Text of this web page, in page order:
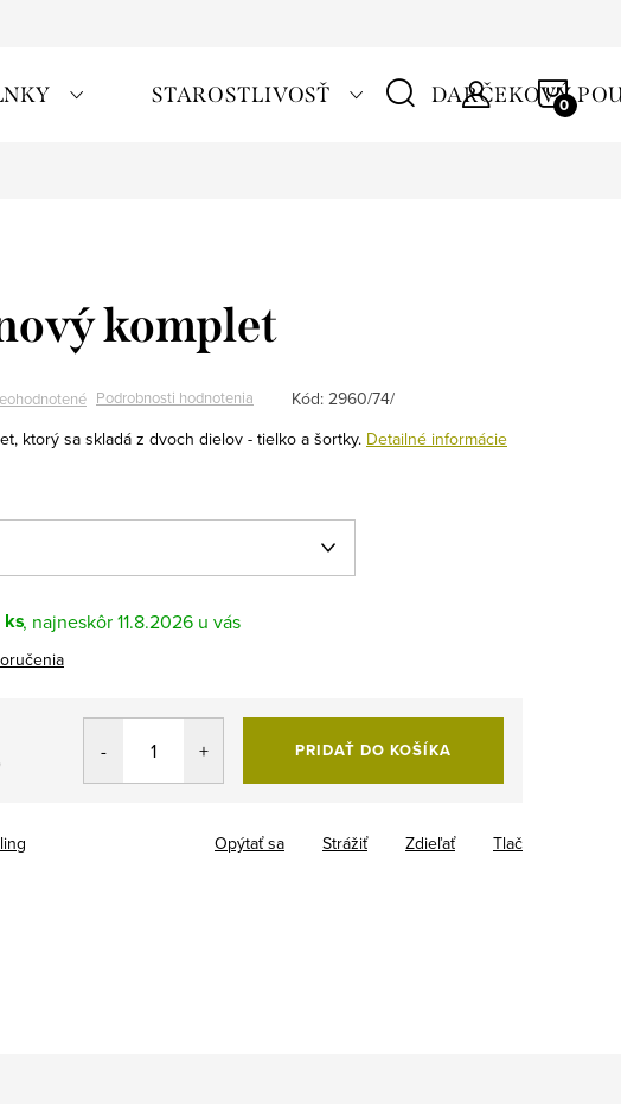
STAROSTLIVOSŤ DARČEKOVÝ
komplet
Podrobnosti hodnotenia Kód: 2960/74/
ktorý sa skladá z dvoch dielov - tielko a šortky. Detailné informácie
ks 11.8.2026
PRIDAŤ DO KOŠÍKA
Tlač
Opýtať sa Strážiť Zdieľať